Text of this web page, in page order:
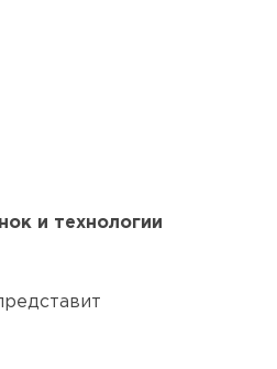
и технологии